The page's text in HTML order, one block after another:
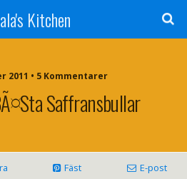
Kitchen
2011 • 5 Kommentarer
Saffransbullar
Fäst E-post